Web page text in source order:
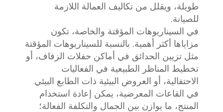
طويلة، ويقلل من تكاليف العمالة اللازمة
للصيانة.
في السيناريوهات المؤقتة والخاصة، تكون
مزاياها أكثر أهمية. بالنسبة للسيناريوهات المؤقتة
مثل تزيين الحدائق في أماكن حفلات الزفاف، أو
تخطيط المناظر الطبيعية في الفعاليات
الاحتفالية، أو العروض البيئية ذات الطابع البيئي
في القاعات المعرضية، يمكن إعادة استخدام
المنتج، ما يوازن بين الجمال والتكلفة الفعالة؛